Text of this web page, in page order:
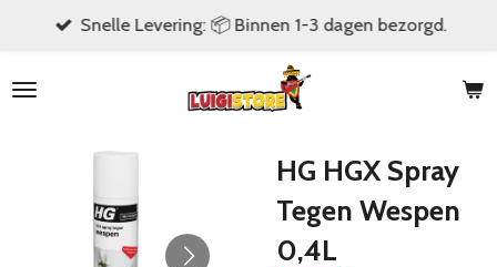
naar
hoofdinhoud
Snelle Levering: 📦 Binnen 1-3 dagen bezorgd.
HG HGX Spray
Tegen Wespen
0,4L